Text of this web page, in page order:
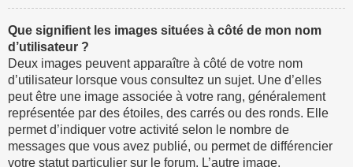
Que signifient les images situées à côté de mon nom
d’utilisateur ?
Deux images peuvent apparaître à côté de votre nom
d’utilisateur lorsque vous consultez un sujet. Une d’elles
peut être une image associée à votre rang, généralement
représentée par des étoiles, des carrés ou des ronds. Elle
permet d’indiquer votre activité selon le nombre de
messages que vous avez publié, ou permet de différencier
votre statut particulier sur le forum. L’autre image,